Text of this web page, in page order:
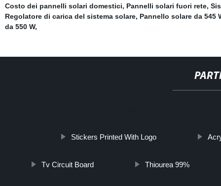
Costo dei pannelli solari domestici, Pannelli solari fuori rete,
Regolatore di carica del sistema solare, Pannello solare da 545
da 550 W,
Stickers Printed With Logo
Tv Circuit Board Thiourea 99%